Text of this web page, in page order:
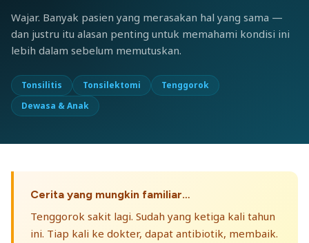
Wajar. Banyak pasien yang merasakan hal yang sama —
dan justru itu alasan penting untuk memahami kondisi ini
lebih dalam sebelum memutuskan.
Tonsilitis Tonsilektomi
Tenggorok
Dewasa & Anak
Cerita yang mungkin familiar…
Tenggorok sakit lagi. Sudah yang ketiga kali tahun
ini. Tiap kali ke dokter, dapat antibiotik, membaik.